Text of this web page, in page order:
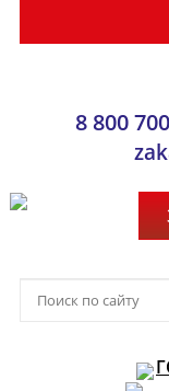
8 800